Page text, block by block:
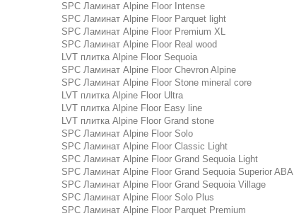
SPC Ламинат Alpine Floor Intense
SPC Ламинат Alpine Floor Parquet light
SPC Ламинат Alpine Floor Premium XL
SPC Ламинат Alpine Floor Real wood
LVT плитка Alpine Floor Sequoia
SPC Ламинат Alpine Floor Chevron Alpine
SPC Ламинат Alpine Floor Stone mineral core
LVT плитка Alpine Floor Ultra
LVT плитка Alpine Floor Easy line
LVT плитка Alpine Floor Grand stone
SPC Ламинат Alpine Floor Solo
SPC Ламинат Alpine Floor Classic Light
SPC Ламинат Alpine Floor Grand Sequoia Light
SPC Ламинат Alpine Floor Grand Sequoia Superior ABA
SPC Ламинат Alpine Floor Grand Sequoia Village
SPC Ламинат Alpine Floor Solo Plus
SPC Ламинат Alpine Floor Parquet Premium